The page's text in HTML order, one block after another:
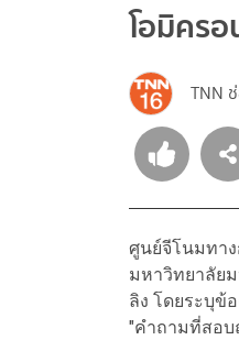
โอมิคร
TNN
ศูนย์จีโนมทาง
มหาวิทยาลัย
ลิง โดยระบุข้
"คำถามที่สอบ